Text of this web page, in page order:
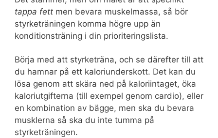
tappa fett men bevara muskelmassa, så bör
styrketräningen komma högre upp än
konditionsträning i din prioriteringslista.
Börja med att styrketräna, och se därefter till att
du hamnar på ett kaloriunderskott. Det kan du
lösa genom att skära ned på kaloriintaget, öka
kaloriutgifterna (till exempel genom cardio), eller
en kombination av bägge, men ska du bevara
musklerna så ska du inte tumma på
styrketräningen.